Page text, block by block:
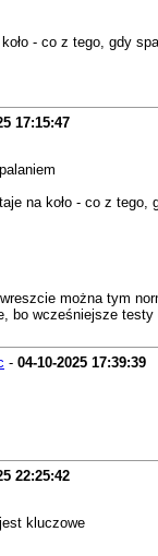
- co z tego, gdy
17:15:47
na koło - co z tego,
można tym
wcześniejsze testy
- 04-10-2025 17:39:39
22:25:42
kluczowe